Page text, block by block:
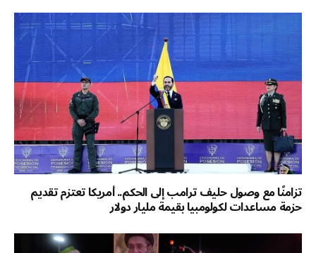
تزامنًا مع وصول حليف ترامب إلى الحكم.. أمريكا تعتزم تقديم
حزمة مساعدات لكولومبيا بقيمة مليار دولار